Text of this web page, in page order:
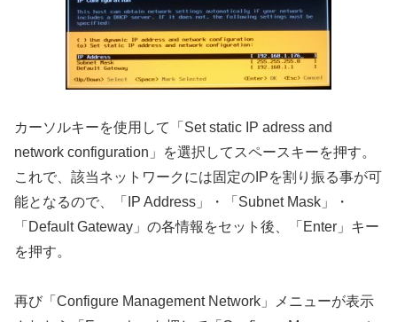
カーソルキーを使用して「Set static IP adress and
network configuration」を選択してスペースキーを押す。
これで、該当ネットワークには固定のIPを割り振る事が可
能となるので、「IP Address」・「Subnet Mask」・
「Default Gateway」の各情報をセット後、「Enter」キー
を押す。
再び「Configure Management Network」メニューが表示